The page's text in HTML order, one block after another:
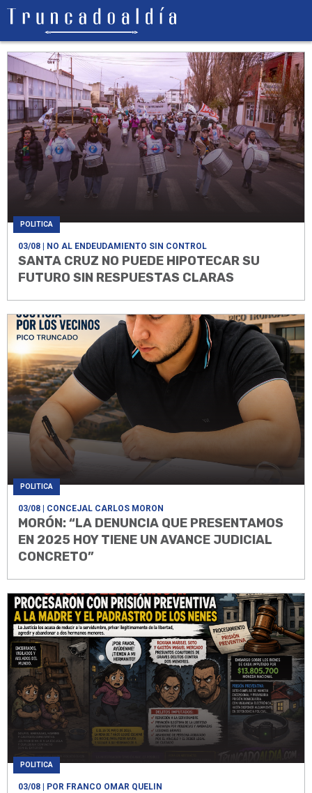
POLITICA
03/08 | NO AL ENDEUDAMIENTO SIN CONTROL
SANTA CRUZ NO PUEDE HIPOTECAR SU
FUTURO SIN RESPUESTAS CLARAS
POLITICA
03/08 | CONCEJAL CARLOS MORON
MORÓN: “LA DENUNCIA QUE PRESENTAMOS
EN 2025 HOY TIENE UN AVANCE JUDICIAL
CONCRETO”
POLITICA
03/08 | POR FRANCO OMAR QUELIN